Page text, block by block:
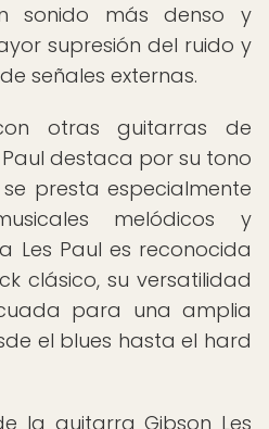
sonido más denso y
supresión del ruido y
señales externas.
otras guitarras de
destaca por su tono
presta especialmente
melódicos y
Les Paul es reconocida
clásico, su versatilidad
para una amplia
el blues hasta el hard
la guitarra Gibson Les